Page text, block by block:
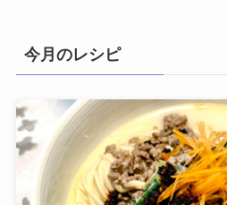
今月のレシピ